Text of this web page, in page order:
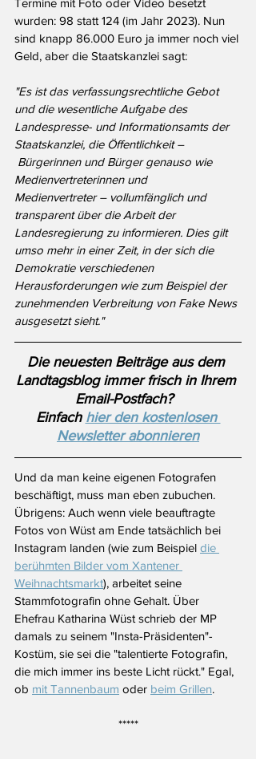
wurden: 98 statt 124 (im Jahr 2023). Nun
sind knapp 86.000 Euro ja immer noch viel
Geld, aber die Staatskanzlei sagt:
"Es ist das verfassungsrechtliche Gebot
und die wesentliche Aufgabe des
Landespresse- und Informationsamts der
Staatskanzlei, die Öffentlichkeit –
Bürgerinnen und Bürger genauso wie
Medienvertreterinnen und
Medienvertreter – vollumfänglich und
transparent über die Arbeit der
Landesregierung zu informieren. Dies gilt
umso mehr in einer Zeit, in der sich die
Demokratie verschiedenen
Herausforderungen wie zum Beispiel der
zunehmenden Verbreitung von Fake News
ausgesetzt sieht."
Die neuesten Beiträge aus dem
Landtagsblog immer frisch in Ihrem
Email-Postfach?
Einfach hier den kostenlosen
Newsletter abonnieren
Und da man keine eigenen Fotografen
beschäftigt, muss man eben zubuchen.
Übrigens: Auch wenn viele beauftragte
Fotos von Wüst am Ende tatsächlich bei
Instagram landen (wie zum Beispiel die
berühmten Bilder vom Xantener
Weihnachtsmarkt), arbeitet seine
Stammfotografin ohne Gehalt. Über
Ehefrau Katharina Wüst schrieb der MP
damals zu seinem "Insta-Präsidenten"-
Kostüm, sie sei die "talentierte Fotografin,
die mich immer ins beste Licht rückt." Egal,
ob mit Tannenbaum oder beim Grillen.
*****